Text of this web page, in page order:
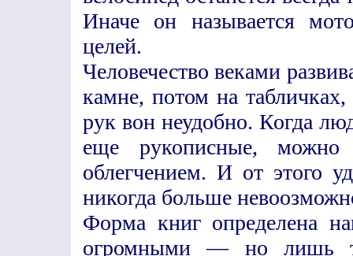
Иначе он называется
целей.
Человечество веками
камне, потом на
рук вон неудобно. Когда
еще рукописные, можно
облегчением. И от этого
никогда больше
Форма книг определена
огромными — но лишь